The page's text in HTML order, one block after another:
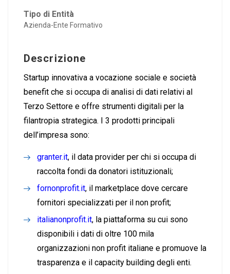
Tipo di Entità
Azienda-Ente Formativo
Descrizione
Startup innovativa a vocazione sociale e società
benefit che si occupa di analisi di dati relativi al
Terzo Settore e offre strumenti digitali per la
filantropia strategica. I 3 prodotti principali
dell’impresa sono:
granter.it, il data provider per chi si occupa di
raccolta fondi da donatori istituzionali;
fornonprofit.it, il marketplace dove cercare
fornitori specializzati per il non profit;
italianonprofit.it, la piattaforma su cui sono
disponibili i dati di oltre 100 mila
organizzazioni non profit italiane e promuove la
trasparenza e il capacity building degli enti.